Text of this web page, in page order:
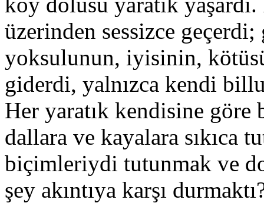
üzerinden sessizce
yoksulunun, iyisinin,
giderdi, yalnızca kendi
Her yaratık kendisine
dallara ve kayalara sıkıca
biçimleriydi tutunmak ve
şey akıntıya karşı